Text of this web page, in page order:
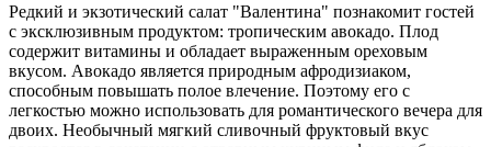
Редкий и экзотический салат "Валентина" познакомит гостей
с эксклюзивным продуктом: тропическим авокадо. Плод
содержит витамины и обладает выраженным ореховым
вкусом. Авокадо является природным афродизиаком,
способным повышать полое влечение. Поэтому его с
легкостью можно использовать для романтического вечера для
двоих. Необычный мягкий сливочный фруктовый вкус